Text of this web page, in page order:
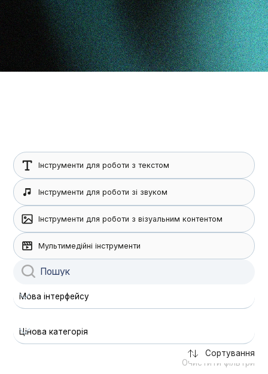
Інструменти для роботи з текстом
Інструменти для роботи зі звуком
Інструменти для роботи з візуальним контентом
Мультимедійні інструменти
Мова інтерфейсу
Цінова категорія
Сортування
Очистити фільтри